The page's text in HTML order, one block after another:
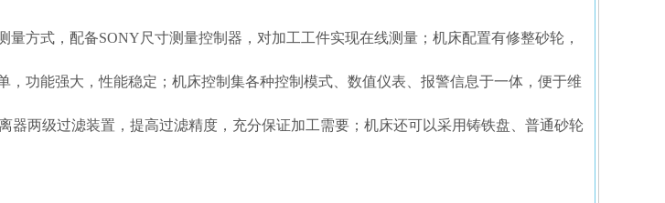
方式，配备SONY尺寸测量控制器，对加工工件实现在线测量；机床配置有修整砂轮，
功能强大，性能稳定；机床控制集各种控制模式、数值仪表、报警信息于一体，便于维
两级过滤装置，提高过滤精度，充分保证加工需要；机床还可以采用铸铁盘、普通砂轮